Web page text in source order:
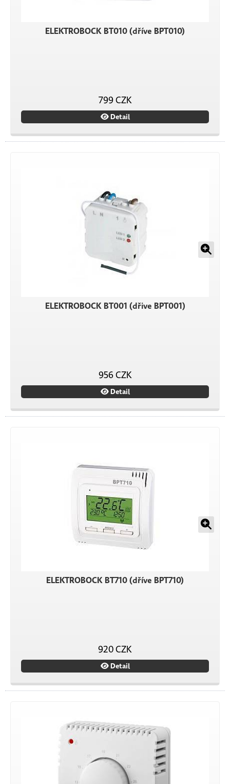
ELEKTROBOCK BT010 (dříve BPT010)
799 CZK
Detail
ELEKTROBOCK BT001 (dřive BPT001)
956 CZK
Detail
ELEKTROBOCK BT710 (dříve BPT710)
920 CZK
Detail